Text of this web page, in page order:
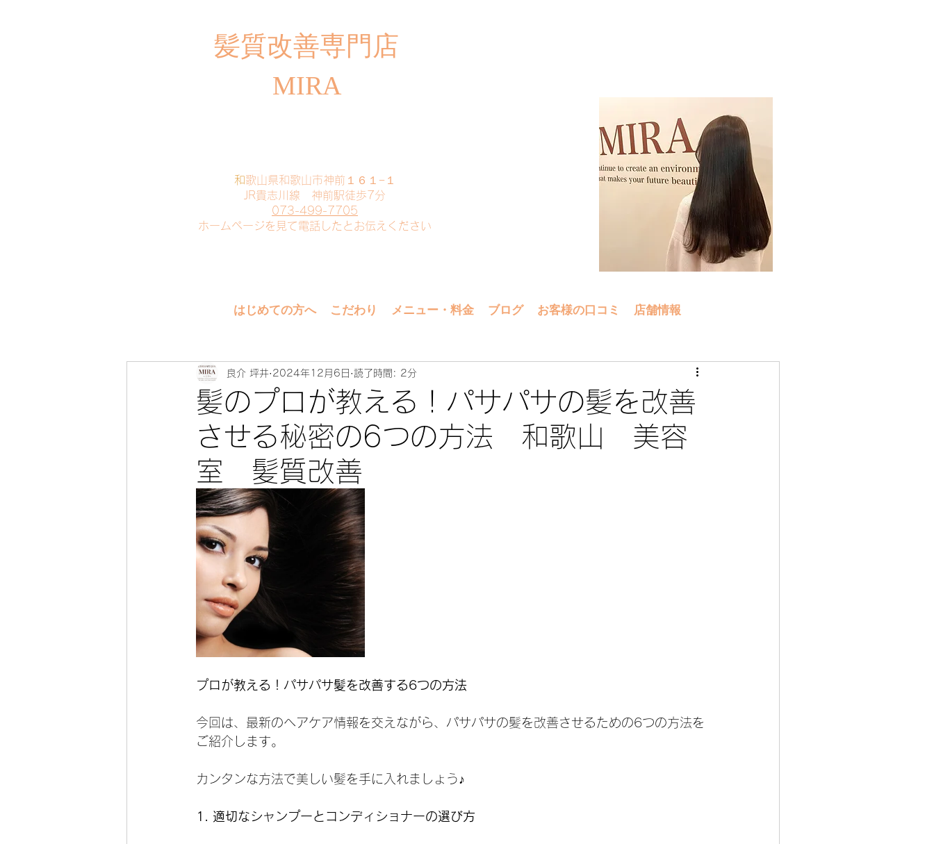
​髪質改善専門店
MIRA
​和歌山県和歌山市神前１６１−１
JR貴志川線 神前駅徒歩7分
073-499-7705
​ホームページを見て電話したとお伝えください
はじめての方へ こだわり メニュー・料金 ブログ お客様の口コミ 店舗情報
髪のプロが教える！パサパサの髪を改善
させる秘密の6つの方法 和歌山 美容
室 髪質改善
良介 坪井 2024年12月6日 読了時間: 2分
プロが教える！パサパサ髪を改善する6つの方法
今回は、最新のヘアケア情報を交えながら、パサパサの髪を改善させるための6つの方法を
ご紹介します。
カンタンな方法で美しい髪を手に入れましょう♪
1. 適切なシャンプーとコンディショナーの選び方